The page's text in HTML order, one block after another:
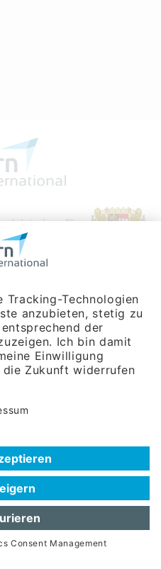
ct/min)